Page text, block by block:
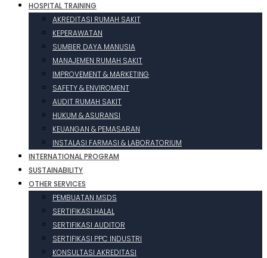
HOSPITAL TRAINING
AKREDITASI RUMAH SAKIT
KEPERAWATAN
SUMBER DAYA MANUSIA
MANAJEMEN RUMAH SAKIT
IMPROVEMENT & MARKETING
SAFETY & ENVIROMENT
AUDIT RUMAH SAKIT
HUKUM & ASURANSI
KEUANGAN & PEMASARAN
INSTALASI FARMASI & LABORATORIUM
INTERNATIONAL PROGRAM
SUSTAINABILITY
OTHER SERVICES
PEMBUATAN MSDS
SERTIFIKASI HALAL
SERTIFIKASI AUDITOR
SERTIFIKASI PPC INDUSTRI
KONSULTASI AKREDITASI